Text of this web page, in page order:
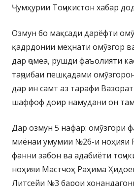
Ҷумҳурии Тоҷикистон хабар
Озмун бо мақсади дарёфти
қадрдонии меҳнати омӯзгор
дар ҷомеа, рушди фаъолияти
таҷрибаи пешқадами
дар ин самт аз тарафи
шаффоф доир намудани он
Дар озмун 5 нафар: омӯзгори
миёнаи умумии №26-и ноҳияи
фанни забон ва адабиёти
ноҳияи Мастчоҳ Раҳима
Литсейи №3 барои